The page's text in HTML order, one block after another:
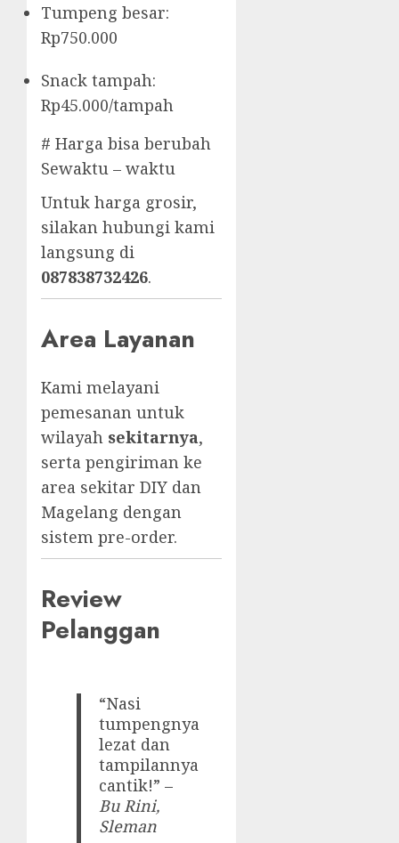
Tumpeng besar:
Rp750.000
Snack tampah:
Rp45.000/tampah
# Harga bisa berubah
Sewaktu – waktu
Untuk harga grosir,
silakan hubungi kami
langsung di
087838732426.
Area Layanan
Kami melayani
pemesanan untuk
wilayah sekitarnya,
serta pengiriman ke
area sekitar DIY dan
Magelang dengan
sistem pre-order.
Review
Pelanggan
“Nasi
tumpengnya
lezat dan
tampilannya
cantik!” –
Bu Rini,
Sleman